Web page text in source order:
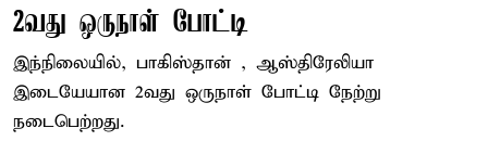
2வது ஒருநாள் போட்டி
இந்நிலையில், பாகிஸ்தான் , ஆஸ்திரேலியா
இடையேயான 2வது ஒருநாள் போட்டி நேற்று
நடைபெற்றது.